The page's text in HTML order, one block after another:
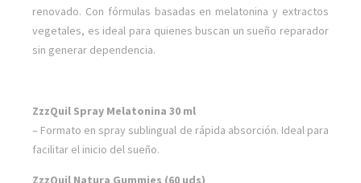
renovado. Con fórmulas basadas en melatonina y extractos
vegetales, es ideal para quienes buscan un sueño reparador
sin generar dependencia.
ZzzQuil Spray Melatonina 30 ml
– Formato en spray sublingual de rápida absorción. Ideal para
facilitar el inicio del sueño.
ZzzQuil Natura Gummies (60 uds)